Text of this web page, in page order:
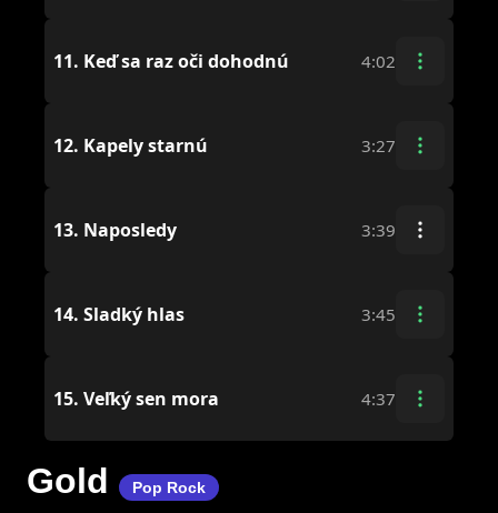
11. Keď sa raz oči dohodnú 4:02
12. Kapely starnú 3:27
13. Naposledy 3:39
14. Sladký hlas 3:45
15. Veľký sen mora 4:37
Gold Pop Rock